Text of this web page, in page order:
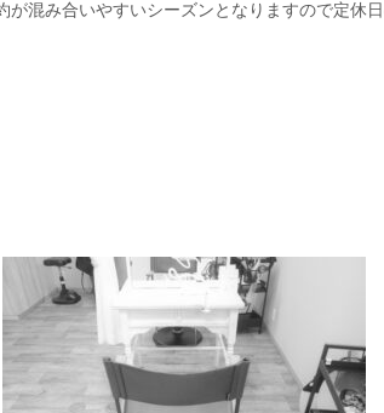
が混み合いやすいシーズンとなりますので定休